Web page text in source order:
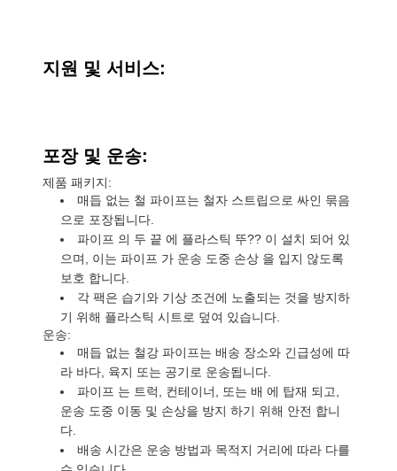
지원 및 서비스:
포장 및 운송:
제품 패키지:
매듭 없는 철 파이프는 철자 스트립으로 싸인 묶음
으로 포장됩니다.
파이프 의 두 끝 에 플라스틱 뚜?? 이 설치 되어 있
으며, 이는 파이프 가 운송 도중 손상 을 입지 않도록
보호 합니다.
각 팩은 습기와 기상 조건에 노출되는 것을 방지하
기 위해 플라스틱 시트로 덮여 있습니다.
운송:
매듭 없는 철강 파이프는 배송 장소와 긴급성에 따
라 바다, 육지 또는 공기로 운송됩니다.
파이프 는 트럭, 컨테이너, 또는 배 에 탑재 되고,
운송 도중 이동 및 손상을 방지 하기 위해 안전 합니
다.
배송 시간은 운송 방법과 목적지 거리에 따라 다를